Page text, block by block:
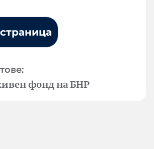
фонд на БНР